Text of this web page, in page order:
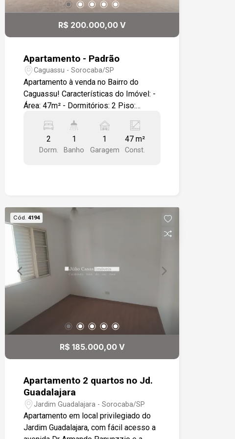
R$ 200.000,00 V
Apartamento - Padrão
Caguassu - Sorocaba/SP
Apartamento à venda no Bairro do
Caguassu! Características do Imóvel: -
Área: 47m² - Dormitórios: 2 Piso:
e cerâmica nas áreas molhadas
Iluminação: Luminárias de LED Cozinha:
Gabinete sob a pia Banheiro: Box com
supermercados, farmácias,
restaurantes numa região com vasta
rede de transporte urbano. Ideal para
Famílias e Jovens Casais: Espaço
funcional e acolhedor, perfeito para
quem busca conforto e praticidade. O
condomínio ainda conta com: - Salão de
- Bicicletário - Mercadinho 24h -
Espaço Kids Entre em contato para
mais informações e agende uma visita!
2
Dorm.
1
Banho
1
Garagem
47 m²
Const.
Cód. 4194
R$ 185.000,00 V
Apartamento 2 quartos no Jd.
Guadalajara
Jardim Guadalajara - Sorocaba/SP
Apartamento em local privilegiado do
Jardim Guadalajara, com fácil acesso a